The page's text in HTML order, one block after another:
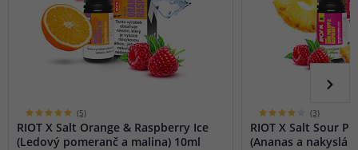
(5)
RIOT X Salt Orange & Raspberry Ice
(Ledový pomeranč a malina) 10ml
(3)
RIOT X Salt Sour
(Ananas a nakyslá